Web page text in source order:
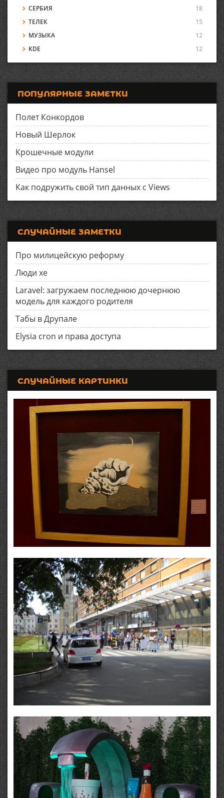
СЕРБИЯ
18
ТЕЛЕК
15
МУЗЫКА
12
KDE
12
ПОПУЛЯРНЫЕ ЗАМЕТКИ
Полет Конкордов
Новый Шерлок
Крошечные модули
Видео про модуль Hansel
Как подружить свой тип данных с Views
СЛУЧАЙНЫЕ ЗАМЕТКИ
Про милицейскую реформу
Люди хе
Laravel: загружаем последнюю дочернюю
модель для каждого родителя
Табы в Друпале
Elysia cron и права доступа
СЛУЧАЙНЫЕ КАРТИНКИ